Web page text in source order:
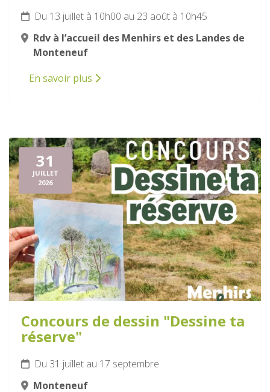
Du 13 juillet à 10h00 au 23 août à 10h45
Rdv à l’accueil des Menhirs et des Landes de
Monteneuf
En savoir plus
31
JUILLET
2026
Concours de dessin "Dessine ta
réserve"
Du 31 juillet au 17 septembre
Monteneuf